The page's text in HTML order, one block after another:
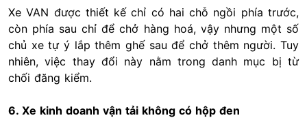
Xe VAN được thiết kế chỉ có hai chỗ ngồi phía trước,
còn phía sau chỉ để chở hàng hoá, vậy nhưng một số
chủ xe tự ý lắp thêm ghế sau để chở thêm người. Tuy
nhiên, việc thay đổi này nằm trong danh mục bị từ
chối đăng kiểm.
6. Xe kinh doanh vận tải không có hộp đen